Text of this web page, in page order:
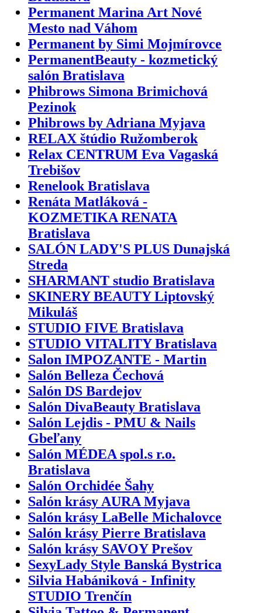
Permanent Marina Art Nové
Mesto nad Váhom
Permanent by Simi Mojmírovce
PermanentBeauty - kozmetický
salón Bratislava
Phibrows Simona Brimichová
Pezinok
Phibrows by Adriana Myjava
RELAX štúdio Ružomberok
Relax CENTRUM Eva Vagaská
Trebišov
Renelook Bratislava
Renáta Matláková -
KOZMETIKA RENATA
Bratislava
SALÓN LADY'S PLUS Dunajská
Streda
SHARMANT studio Bratislava
SKINERY BEAUTY Liptovský
Mikuláš
STUDIO FIVE Bratislava
STUDIO VITALITY Bratislava
Salon IMPOZANTE - Martin
Salón Belleza Čechová
Salón DS Bardejov
Salón DivaBeauty Bratislava
Salón Lejdis - PMU & Nails
Gbeľany
Salón MÉDEA spol.s r.o.
Bratislava
Salón Orchidée Šahy
Salón krásy AURA Myjava
Salón krásy LaBelle Michalovce
Salón krásy Pierre Bratislava
Salón krásy SAVOY Prešov
SexyLady Style Banská Bystrica
Silvia Habániková - Infinity
STUDIO Trenčín